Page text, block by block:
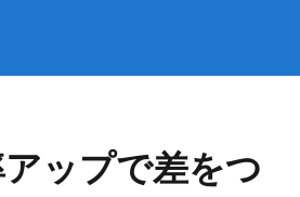
ップで差をつ